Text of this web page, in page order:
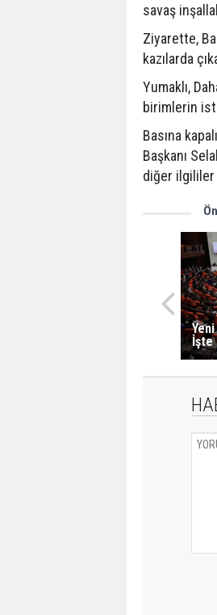
savaş
Ziyarette,
kazılarda
Yumaklı,
birimlerin
Basına
Başkanı
diğer ilgililer
İşte